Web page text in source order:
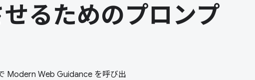
るためのプロンプ
Modern Web Guidance を呼び出